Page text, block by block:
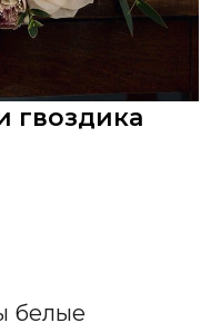
гвоздика
белые